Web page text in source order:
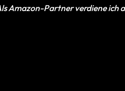
Amazon-Partner verdiene ich